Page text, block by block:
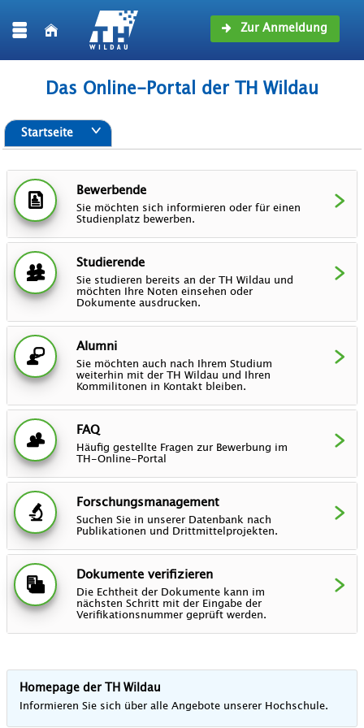
Zur Anmeldung
Das Online-Portal der TH Wildau
Startseite
Bewerbende
Sie möchten sich informieren oder für einen
Studienplatz bewerben.
Studierende
Sie studieren bereits an der TH Wildau und
möchten Ihre Noten einsehen oder
Dokumente ausdrucken.
Alumni
Sie möchten auch nach Ihrem Studium
weiterhin mit der TH Wildau und Ihren
Kommilitonen in Kontakt bleiben.
FAQ
Häufig gestellte Fragen zur Bewerbung im
TH-Online-Portal
Forschungsmanagement
Suchen Sie in unserer Datenbank nach
Publikationen und Drittmittelprojekten.
Dokumente verifizieren
Die Echtheit der Dokumente kann im
nächsten Schritt mit der Eingabe der
Verifikationsnummer geprüft werden.
Homepage der TH Wildau
Informieren Sie sich über alle Angebote unserer Hochschule.